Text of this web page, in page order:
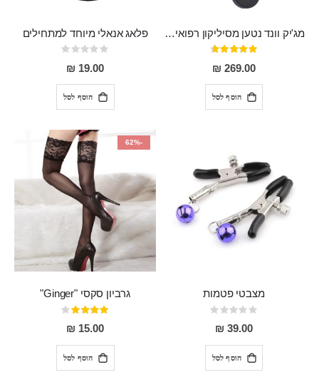
מג'יק וונד נטען מסיליקון רפואי חזק בעל 12 מצבי רטט ו6 מהירויות שונות ROMI
דירוג:
93%
269.00 ₪
הוסף לסל
פלאג אנאלי מיוחד למתחילים
Rating:
0%
19.00 ₪
הוסף לסל
מצבטי פטמות
Rating:
0%
39.00 ₪
הוסף לסל
-62%
גרביון סקסי "Ginger"
דירוג:
80%
15.00 ₪
הוסף לסל